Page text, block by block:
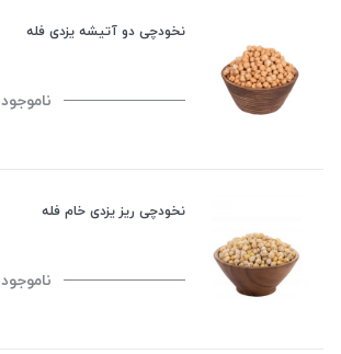
نخودچی دو آتیشه یزدی فله
ناموجود
نخودچی ریز یزدی خام فله
ناموجود